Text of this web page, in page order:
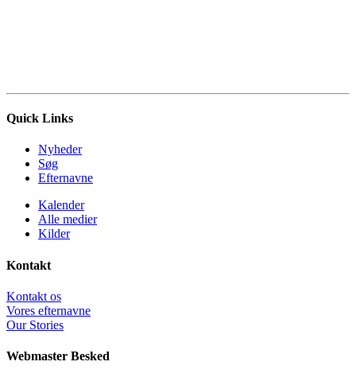
Quick Links
Nyheder
Søg
Efternavne
Kalender
Alle medier
Kilder
Kontakt
Kontakt os
Vores efternavne
Our Stories
Webmaster Besked